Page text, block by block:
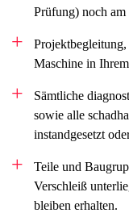
Prüfung) noch
Maschine in
Sämtliche
sowie alle
instandgesetzt
Teile und
Verschleiß
bleiben erhalten.